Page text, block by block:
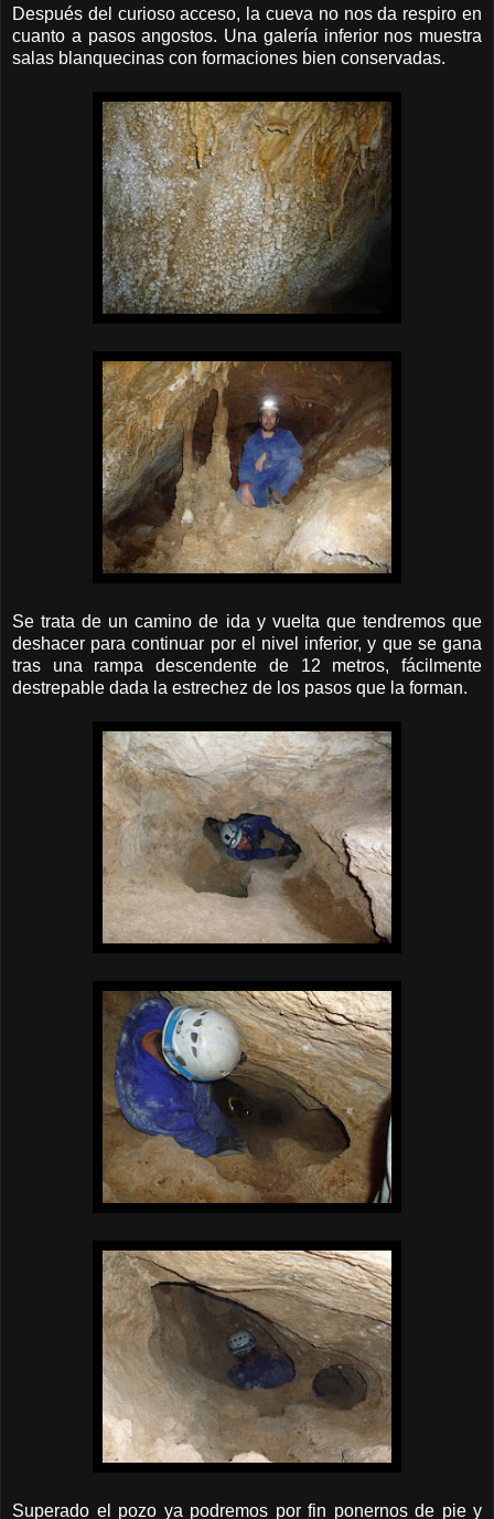
Después del curioso acceso, la cueva no nos da respiro en
cuanto a pasos angostos. Una galería inferior nos muestra
salas blanquecinas con formaciones bien conservadas.
Se trata de un camino de ida y vuelta que tendremos que
deshacer para continuar por el nivel inferior, y que se gana
tras una rampa descendente de 12 metros, fácilmente
destrepable dada la estrechez de los pasos que la forman.
Superado el pozo ya podremos por fin ponernos de pie y